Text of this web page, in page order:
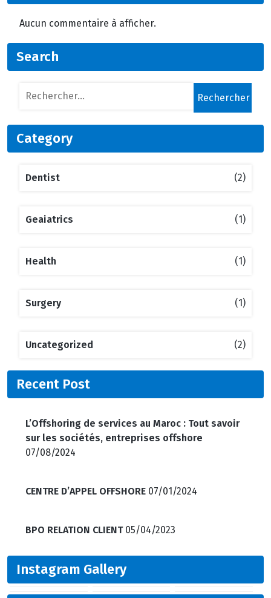
Aucun commentaire à afficher.
Search
Category
Dentist (2)
Geaiatrics (1)
Health (1)
Surgery (1)
Uncategorized (2)
Recent Post
L’Offshoring de services au Maroc : Tout savoir
sur les sociétés, entreprises offshore
07/08/2024
CENTRE D’APPEL OFFSHORE 07/01/2024
BPO RELATION CLIENT 05/04/2023
Instagram Gallery